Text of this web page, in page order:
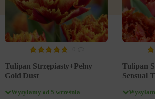
Tulipan Strzępiasty+Pełny
Gold Dust
Wysyłamy od 5 września
Tulipan
Sensual